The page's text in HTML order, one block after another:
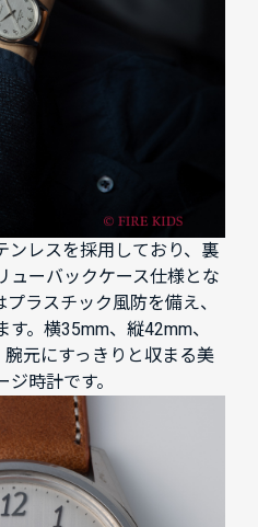
ンレスを採用しており、裏
ューバックケース仕様とな
ラスチック風防を備え、
。横35mm、縦42mm、
元にすっきりと収まる美
時計です。